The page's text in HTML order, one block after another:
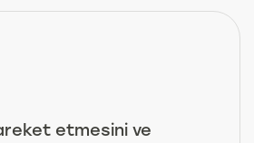
etmesini ve